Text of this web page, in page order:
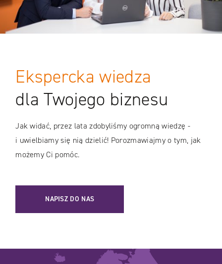
Ekspercka wiedza
dla Twojego biznesu
Jak widać, przez lata zdobyliśmy ogromną wiedzę -
i uwielbiamy się nią dzielić! Porozmawiajmy o tym, jak
możemy Ci pomóc.
NAPISZ DO NAS